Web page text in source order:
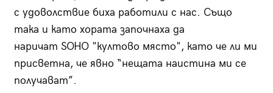
с удоволствие биха работили с нас. Също
така и като хората започнаха да
наричат SOHO "култово място", като че ли ми
присветна, че явно “нещата наистина ми се
получават”.